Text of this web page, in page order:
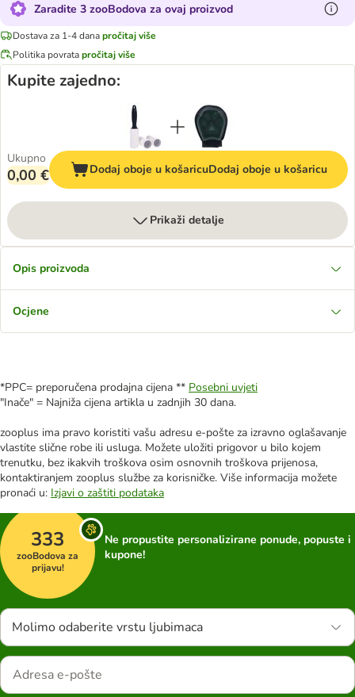
Zaradite 3 zooBodova za ovaj proizvod
Dostava za 1-4 danapročitaj više
Politika povratapročitaj više
Kupite zajedno:
Ukupno
0,00 € Dodaj oboje u košaricuDodaj oboje u košaricu
Prikaži detalje
Opis proizvoda
Ocjene
*PPC= preporučena prodajna cijena ** Posebni uvjeti
"Inače" = Najniža cijena artikla u zadnjih 30 dana.
zooplus ima pravo koristiti vašu adresu e-pošte za izravno oglašavanje
vlastite slične robe ili usluga. Možete uložiti prigovor u bilo kojem
trenutku, bez ikakvih troškova osim osnovnih troškova prijenosa,
kontaktiranjem zooplus službe za korisničke. Više informacija možete
pronaći u: Izjavi o zaštiti podataka
333
zooBodova za
prijavu!
Ne propustite personalizirane ponude, popuste i
kupone!
Molimo odaberite vrstu ljubimaca